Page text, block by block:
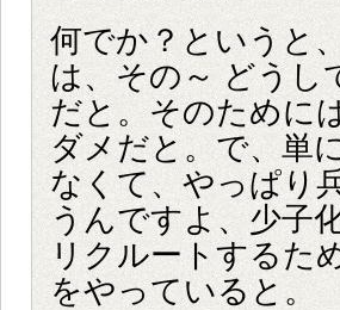
何でか？というと
は、その～ どうし
だと。そのために
ダメだと。で、単
なくて、やっぱり
うんですよ、少子
リクルートするた
をやっていると。